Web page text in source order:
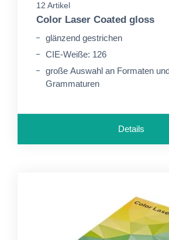
12 Artikel
Color Laser Coated gloss
glänzend gestrichen
CIE-Weiße: 126
große Auswahl an Formaten
Grammaturen
Details